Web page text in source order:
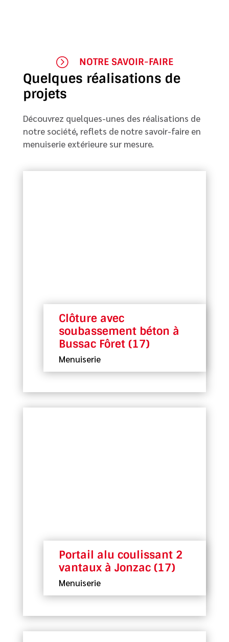
= NOTRE SAVOIR-FAIRE
Quelques réalisations de
projets
Découvrez quelques-unes des réalisations de
notre société, reflets de notre savoir-faire en
menuiserie extérieure sur mesure.
Clôture avec
soubassement béton à
Bussac Fôret (17)
Menuiserie
Portail alu coulissant 2
vantaux à Jonzac (17)
Menuiserie